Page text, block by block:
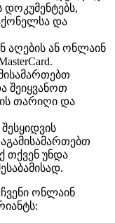
და
აღების ან ონლაინ
შეიყვანოთ
თარიღი და
თქვენ უნდა
ონლაინ